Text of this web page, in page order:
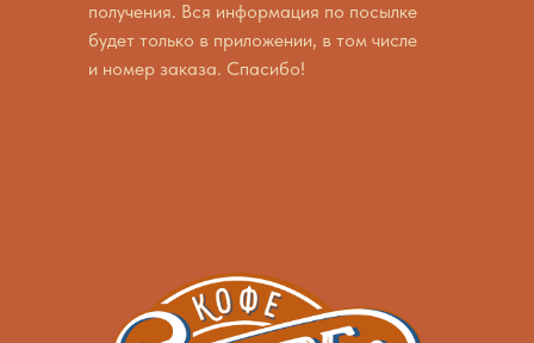
получения. Вся информация по посылке
будет только в приложении, в том числе
и номер заказа. Спасибо!